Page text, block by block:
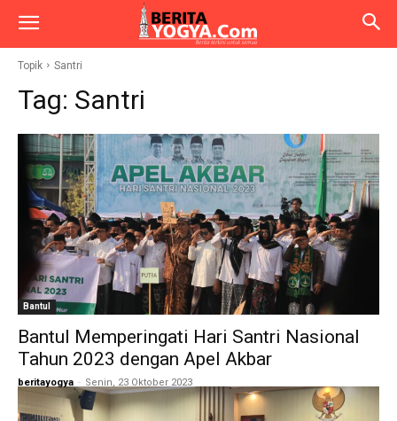
Topik Santri
Tag: Santri
Bantul
Bantul Memperingati Hari Santri Nasional
Tahun 2023 dengan Apel Akbar
beritayogya - Senin, 23 Oktober 2023